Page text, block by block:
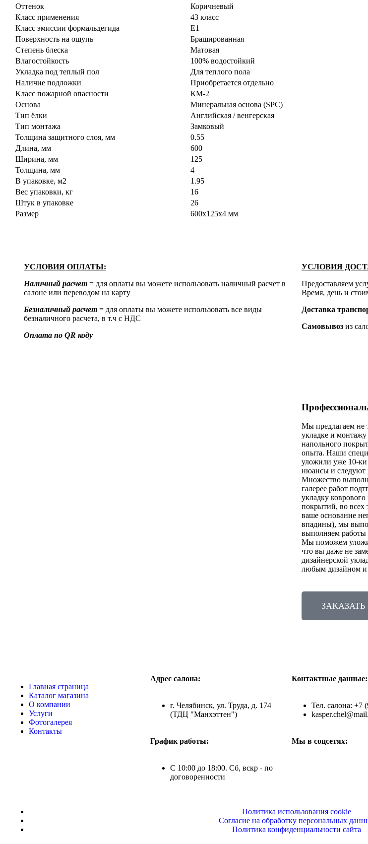
Оттенок
Коричневый
Класс применения
43 класс
Класс эмиссии формальдегида
E1
Поверхность на ощупь
Брашированная
Степень блеска
Матовая
Влагостойкость
100% водостойкий
Укладка под теплый пол
Для теплого пола
Наличие подложки
Приобретается отдельно
Класс пожарной опасности
КМ-2
Основа
Минеральная основа (SPC)
Тип ёлки
Английская / венгерская
Тип монтажа
Замковый
Толщина защитного слоя, мм
0.55
Длина, мм
600
Ширина, мм
125
Толщина, мм
4
В упаковке, м2
1.95
Вес упаковки, кг
16
Штук в упаковке
26
Размер
600х125х4 мм
УСЛОВИЯ ОПЛАТЫ:
Наличный расчет = для оплаты вы можете использовать наличный расчет в
салоне или переводом на карту
Безналичный расчет = для оплаты вы можете использовать все виды
безналичного расчета, в т.ч с НДС
Оплата по QR коду
УСЛОВИЯ
Предоставляем
Время, день и
Доставка
Самовывоз из
Мы предлагаем не
укладке и
напольного
опыта. Наши
уложили уже 10-
нюансы и следуют
Множество
галерее работ
укладку
покрытий, во всех
ваше основание
впадины), мы
выполняем работы
Мы поможем
что вы даже не
дизайнерской
любым дизайном
ЗАКАЗАТЬ
Главная страница
Каталог магазина
О компании
Услуги
Фотогалерея
Контакты
Адрес салона:
г. Челябинск, ул. Труда, д. 174
(ТДЦ "Манхэттен")
График работы:
С 10:00 до 18:00. Сб, вскр - по
договоренности
Контактные данные:
Тел. салона: +7
Мы в соцсетях:
Политика использования cookie
Согласие на обработку персональных
Политика конфиденциальности сайта